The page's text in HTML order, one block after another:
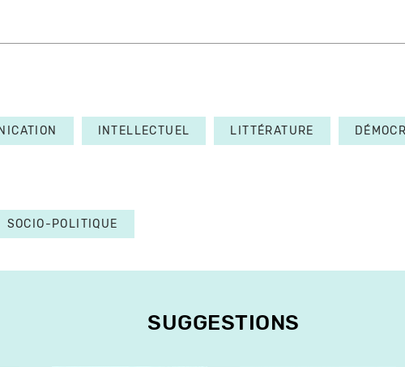
INTELLECTUEL LITTÉRATURE
SOCIO-POLITIQUE
SUGGESTIONS